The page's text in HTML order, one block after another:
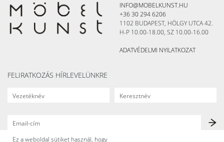
INFO@MOBELKUNST.HU
+36 30 294 6206
1102 BUDAPEST, HÖLGY UTCA 42.
H-P 10.00-18.00, SZ 10.00-16.00
ADATVÉDELMI NYILATKOZAT
FELIRATKOZÁS HÍRLEVELÜNKRE
Ez a weboldal sütiket használ, hogy